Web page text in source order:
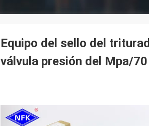
Equipo del sello del
válvula presión del Mpa/